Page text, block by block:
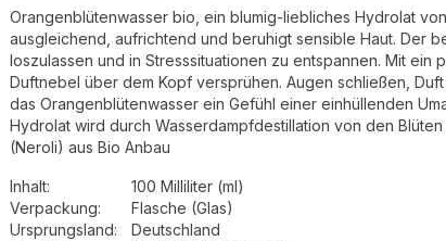
Orangenblütenwasser bio, ein blumig-liebliches Hydrolat
ausgleichend, aufrichtend und beruhigt sensible Haut. Der
loszulassen und in Stresssituationen zu entspannen. Mit ein
Duftnebel über dem Kopf versprühen. Augen schließen,
das Orangenblütenwasser ein Gefühl einer einhüllenden
Hydrolat wird durch Wasserdampfdestillation von den
(Neroli) aus Bio Anbau
Inhalt:
100 Milliliter (ml)
Verpackung:
Flasche (Glas)
Ursprungsland:
Deutschland